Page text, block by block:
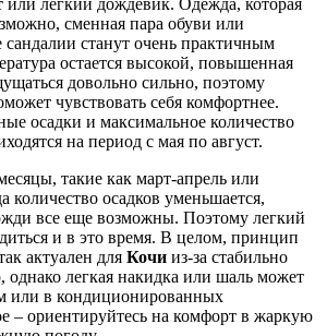
или легкий дождевик. Одежда, которая
сменная пара обуви или
станут очень практичным
остается высокой, повышенная
довольно сильно, поэтому
чувствовать себя комфортнее.
осадки и максимальное количество
на период с мая по август.
такие как март-апрель или
количество осадков уменьшается,
все еще возможны. Поэтому легкий
и в это время. В целом, принцип
актуален для Кочи из-за стабильно
однако легкая накидка или шаль может
или в кондиционированных
– ориентируйтесь на комфорт в жаркую